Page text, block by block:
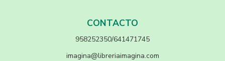
CONTACTO
958252350/641471745
imagina@libreriaimagina.com